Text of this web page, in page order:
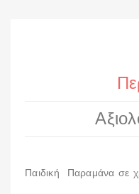
Παιδική Παραμάνα σε